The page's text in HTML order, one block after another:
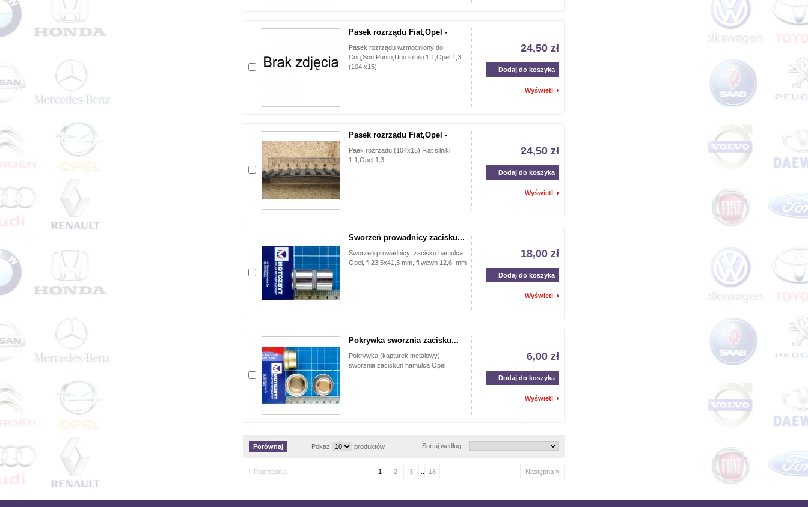
Pasek rozrządu Fiat,Opel -
Pasek rozrządu wzmocniony do
Cnq,Scn,Punto,Uno silniki 1,1;Opel 1,3
(104 x15)
24,50 zł
Dodaj do koszyka
Wyświetl
Pasek rozrządu Fiat,Opel -
Paek rozrządu (104x15) Fiat silniki
1,1,Opel 1,3
24,50 zł
Dodaj do koszyka
Wyświetl
Sworzeń prowadnicy zacisku...
Sworzeń prowadnicy zacisku hamulca
Opel, fi 23,5x41,3 mm, fi wewn 12,6 mm
18,00 zł
Dodaj do koszyka
Wyświetl
Pokrywka sworznia zacisku...
Pokrywka (kapturek metalowy)
sworznia zaciskun hamulca Opel
6,00 zł
Dodaj do koszyka
Wyświetl
Sortuj według
Pokaż produktów
« Poprzednia 1 2 3 18 Następna »